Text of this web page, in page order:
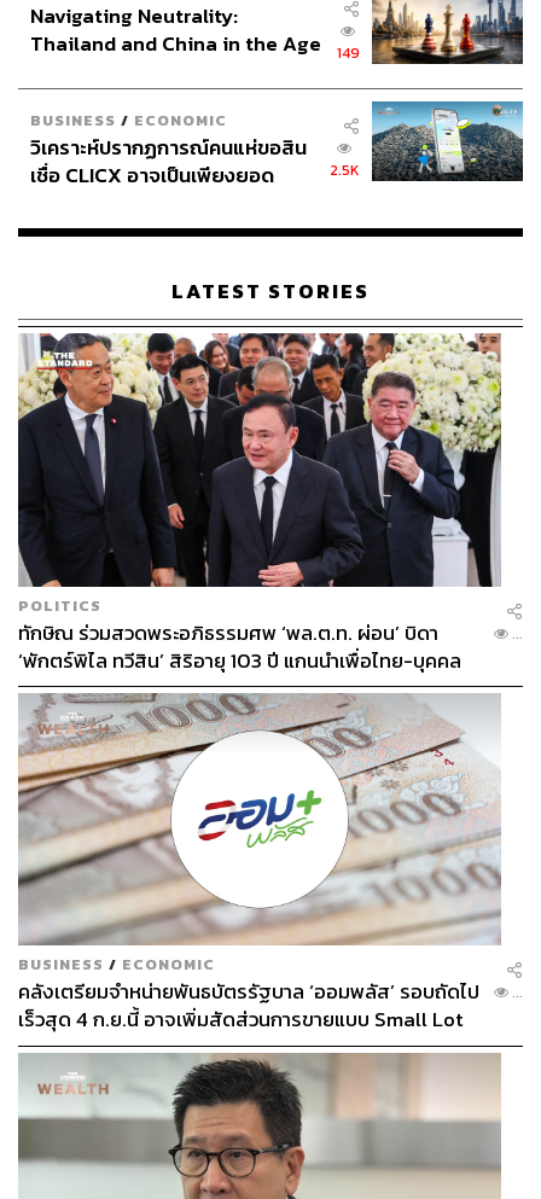
Navigating Neutrality:
Thailand and China in the Age
149
BUSINESS / ECONOMIC
วิเคราะห์ปรากฏการณ์คนแห่ขอสิน
เชื่อ CLICX อาจเป็นเพียงยอด
เรือนไทยที่ถูกซุกไว้
2.5K
LATEST STORIES
POLITICS
ทักษิณ ร่วมสวดพระอภิธรรมศพ ‘พล.ต.ท. ผ่อน’ บิดา
‘พักตร์พิไล ทวีสิน’ สิริอายุ 103 ปี แกนนำเพื่อไทย-บุคคล
หลากวงการร่วมอาลัย
...
BUSINESS / ECONOMIC
คลังเตรียมจำหน่ายพันธบัตรรัฐบาล ‘ออมพลัส’ รอบถัดไป
เร็วสุด 4 ก.ย.นี้ อาจเพิ่มสัดส่วนการขายแบบ Small Lot
First มากขึ้น
...